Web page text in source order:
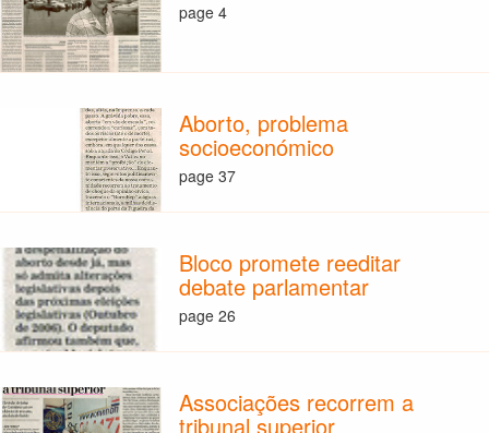
page 4
Aborto, problema
socioeconómico
page 37
Bloco promete reeditar
debate parlamentar
page 26
Associações recorrem a
tribunal superior